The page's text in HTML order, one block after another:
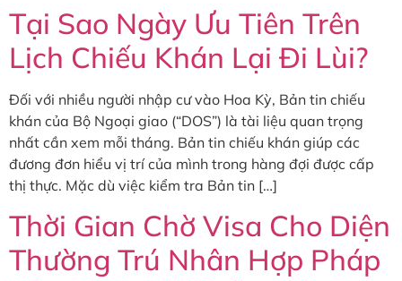
Tại Sao Ngày Ưu Tiên Trên
Lịch Chiếu Khán Lại Đi Lùi?
Đối với nhiều người nhập cư vào Hoa Kỳ, Bản tin chiếu
khán của Bộ Ngoại giao (“DOS”) là tài liệu quan trọng
nhất cần xem mỗi tháng. Bản tin chiếu khán giúp các
đương đơn hiểu vị trí của mình trong hàng đợi được cấp
thị thực. Mặc dù việc kiểm tra Bản tin […]
Thời Gian Chờ Visa Cho Diện
Thường Trú Nhân Hợp Pháp